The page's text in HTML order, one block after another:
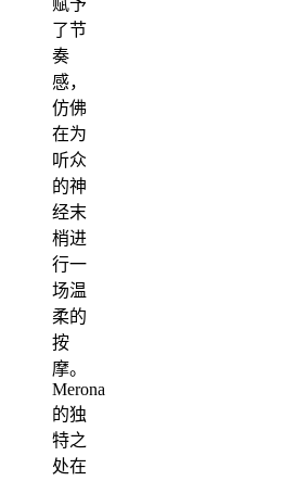
了节
奏
感，
仿佛
在为
听众
的神
经末
梢进
行一
场温
柔的
按
摩。
Merona
的独
特之
处在